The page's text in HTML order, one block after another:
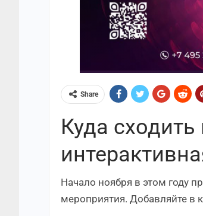
Share
Куда
Начало ноября в этом году
мероприятия. Добавляйте в